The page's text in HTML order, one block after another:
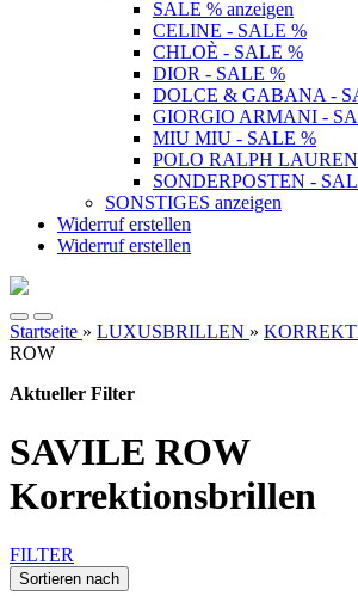
SALE % anzeigen
CELINE - SALE %
CHLOÈ - SALE %
DIOR - SALE %
DOLCE & GABANA -
GIORGIO ARMANI -
MIU MIU - SALE %
POLO RALPH
SONDERPOSTEN -
SONSTIGES anzeigen
Widerruf erstellen
Widerruf erstellen
Startseite » LUXUSBRILLEN »
ROW
Aktueller Filter
SAVILE ROW
Korrektionsbrillen
FILTER
Sortieren nach